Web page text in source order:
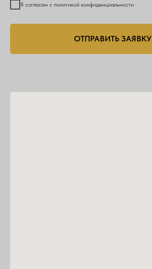
Я согласен с политикой конфиденциальности
ОТПРАВИТЬ ЗАЯВКУ